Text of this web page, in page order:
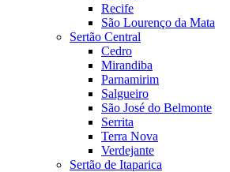
Recife
São Lourenço da Mata
Sertão Central
Cedro
Mirandiba
Parnamirim
Salgueiro
São José do Belmonte
Serrita
Terra Nova
Verdejante
Sertão de Itaparica